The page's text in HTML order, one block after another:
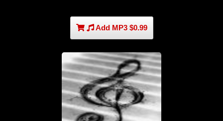
Add MP3 $0.99